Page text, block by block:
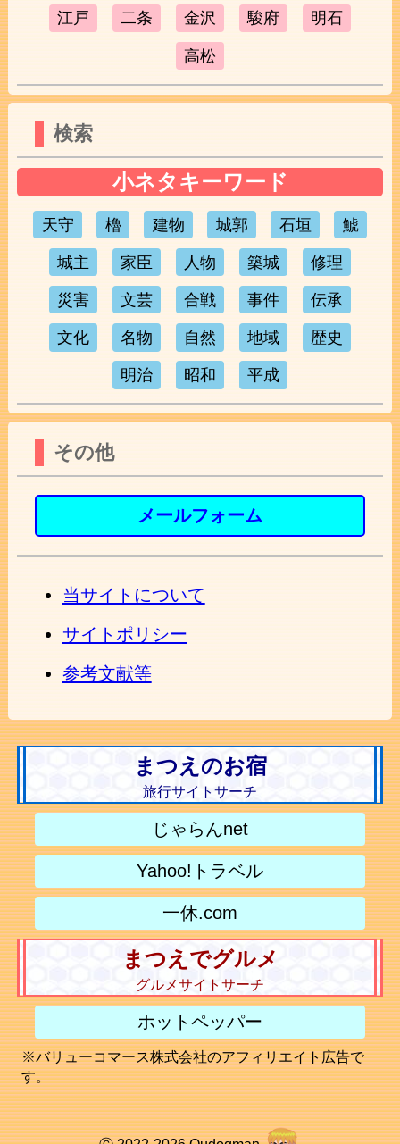
江戸 二条 金沢 駿府 明石
高松
検索
小ネタキーワード
天守 櫓 建物 城郭 石垣 鯱
城主 家臣 人物 築城 修理
災害 文芸 合戦 事件 伝承
文化 名物 自然 地域 歴史
明治 昭和 平成
その他
メールフォーム
当サイトについて
サイトポリシー
参考文献等
まつえのお宿
旅行サイトサーチ
じゃらんnet
Yahoo!トラベル
一休.com
まつえでグルメ
グルメサイトサーチ
ホットペッパー
※バリューコマース株式会社のアフィリエイト広告で
す。